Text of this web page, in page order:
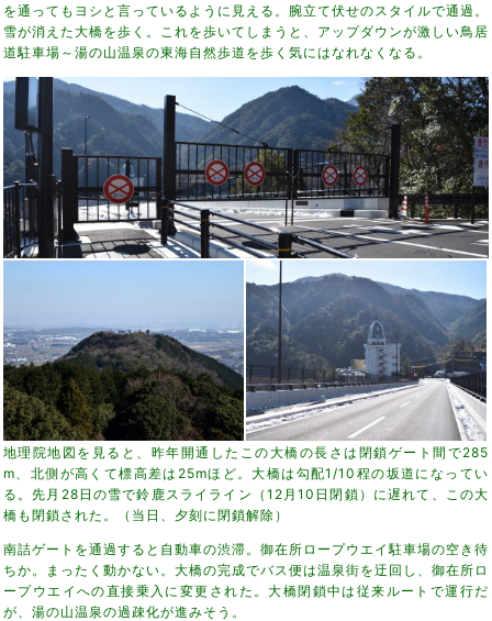
を通ってもヨシと言っているように見える。腕立て伏せのスタイルで通過。
雪が消えた大橋を歩く。これを歩いてしまうと、アップダウンが激しい鳥居
道駐車場～湯の山温泉の東海自然歩道を歩く気にはなれなくなる。
地理院地図を見ると、昨年開通したこの大橋の長さは閉鎖ゲート間で285
m、北側が高くて標高差は25mほど。大橋は勾配1/10程の坂道になってい
る。先月28日の雪で鈴鹿スライライン（12月10日閉鎖）に遅れて、この大
橋も閉鎖された。（当日、夕刻に閉鎖解除）
南詰ゲートを通過すると自動車の渋滞。御在所ロープウエイ駐車場の空き待
ちか。まったく動かない。大橋の完成でバス便は温泉街を迂回し、御在所ロ
ープウエイへの直接乗入に変更された。大橋閉鎖中は従来ルートで運行だ
が、湯の山温泉の過疎化が進みそう。